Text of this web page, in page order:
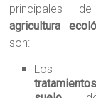
principales
agricultura
son:
Los